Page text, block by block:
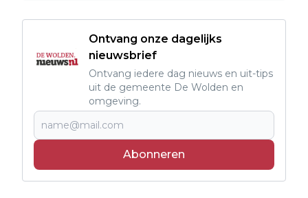
Ontvang onze dagelijks
nieuwsbrief
Ontvang iedere dag nieuws en uit-tips
uit de gemeente De Wolden en
omgeving.
Abonneren